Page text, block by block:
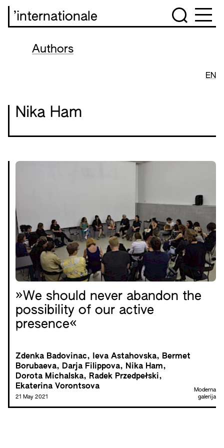
’internationale
Authors
EN
Nika Ham
»We should never abandon the
possibility of our active
presence«
Zdenka Badovinac, Ieva Astahovska, Bermet
Borubaeva, Darja Filippova, Nika Ham,
Dorota Michalska, Radek Przedpełski,
Ekaterina Vorontsova
21 May 2021
Moderna
galerija